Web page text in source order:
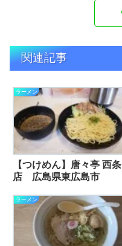
関連記事
ラーメン
【つけめん】唐々亭 西条
店 広島県東広島市
ラーメン